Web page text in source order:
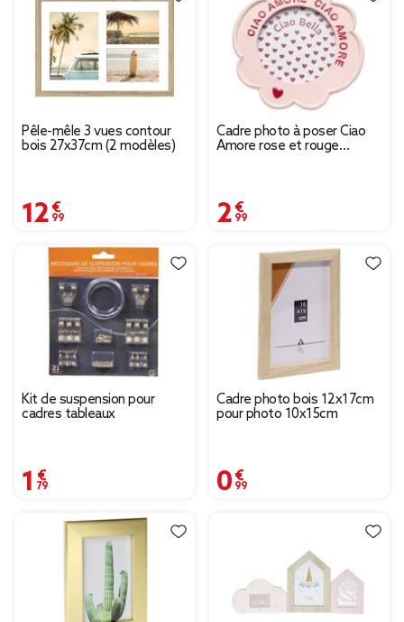
Pêle-mêle 3 vues contour
bois 27x37cm (2 modèles)
12,99 €
Cadre photo à poser Ciao
Amore rose et rouge
2,99 €
Kit de suspension pour
cadres tableaux
1,79 €
Cadre photo bois 12x17cm
pour photo 10x15cm
0,99 €